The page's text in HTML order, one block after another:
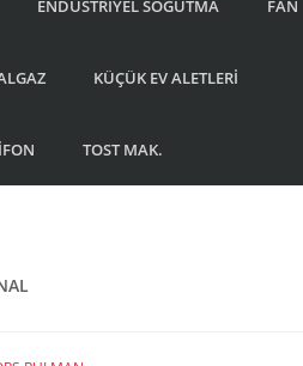
ENDÜSTRİYEL SOĞUTMA FAN
KÜÇÜK EV ALETLERİ
TOST MAK.